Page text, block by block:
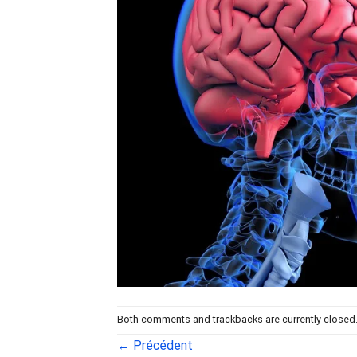
Both comments and trackbacks are currently closed.
← Précédent